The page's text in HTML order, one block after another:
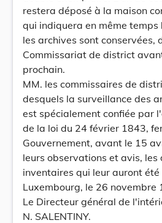
restera déposé à la maison
qui indiquera en même temps
les archives sont conservées,
Commissariat de district
prochain.
MM. les commissaires de
desquels la surveillance des
est spécialement confiée par
de la loi du 24 février 1843,
Gouvernement, avant le 15
leurs observations et avis, les
inventaires qui leur auront été
Luxembourg, le 26 novembre
Le Directeur général de
N. SALENTINY.